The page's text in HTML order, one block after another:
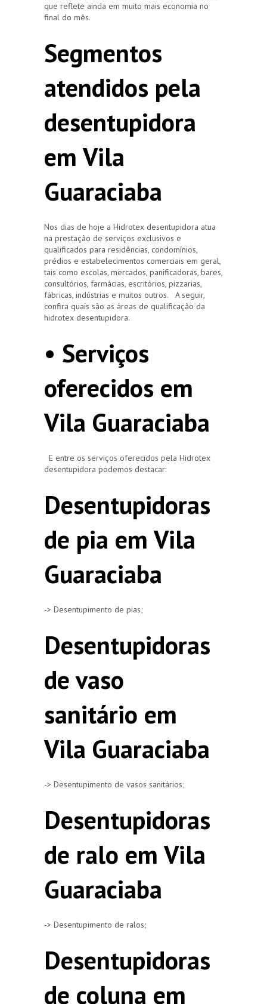
que reflete ainda em muito mais economia no
final do mês.
Segmentos
atendidos pela
desentupidora
em Vila
Guaraciaba
Nos dias de hoje a Hidrotex desentupidora atua
na prestação de serviços exclusivos e
qualificados para residências, condomínios,
prédios e estabelecimentos comerciais em geral,
tais como escolas, mercados, panificadoras, bares,
consultórios, farmácias, escritórios, pizzarias,
fábricas, indústrias e muitos outros. A seguir,
confira quais são as áreas de qualificação da
hidrotex desentupidora.
• Serviços
oferecidos em
Vila Guaraciaba
E entre os serviços oferecidos pela Hidrotex
desentupidora podemos destacar:
Desentupidoras
de pia em Vila
Guaraciaba
-> Desentupimento de pias;
Desentupidoras
de vaso
sanitário em
Vila Guaraciaba
-> Desentupimento de vasos sanitários;
Desentupidoras
de ralo em Vila
Guaraciaba
-> Desentupimento de ralos;
Desentupidoras
de coluna em